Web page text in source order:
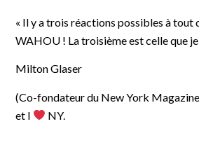
« Il y a trois réactions possibles à tout
WAHOU ! La troisième est celle que je
Milton Glaser
(Co-fondateur du New York
et I
NY.